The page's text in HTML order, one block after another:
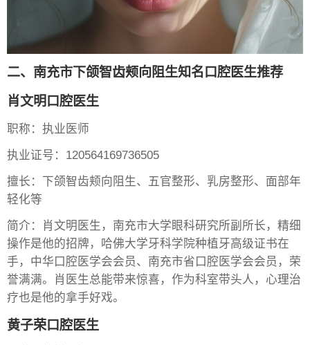
二、南充市下颌智齿颊向阻生知名口腔医生推荐
肖文明口腔医生
职称：执业医师
执业证号：120564169736505
擅长：下颌智齿颊向阻生、五官整形、乳房整形、面部年
轻化等
简介：肖文明医生，南充市大学眼科研究所副所长，精细
操作是他的招牌，哈佛大学牙科学院种植牙高级证书在
手，中华口腔医学会会员、南充市省口腔医学会会员，荣
誉满满。肖医生总能带来惊喜，作为科室带头人，心理治
疗也是他的拿手好戏。
黄子荣口腔医生